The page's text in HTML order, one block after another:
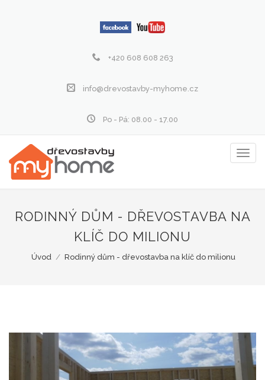
+420 608 608 263
info@drevostavby-myhome.cz
Po - Pá: 08.00 - 17.00
menu
RODINNÝ DŮM - DŘEVOSTAVBA NA
KLÍČ DO MILIONU
Úvod / Rodinný dům - dřevostavba na klíč do milionu